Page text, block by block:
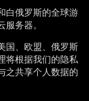
白俄罗斯的全球游
务器。
国、欧盟、俄罗斯
将根据我们的隐私
之共享个人数据的